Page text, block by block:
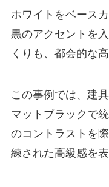
ホワイトをベース
黒のアクセントを
くりも、都会的な
この事例では、建
マットブラックで
のコントラストを
練された高級感を表